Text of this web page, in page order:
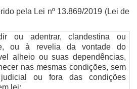
pela Lei nº 13.869/2019 (Lei de
ou adentrar, clandestina ou
ou à revelia da vontade do
alheio ou suas dependências,
nas mesmas condições, sem
judicial ou fora das condições